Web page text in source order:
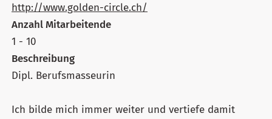
http://www.golden-circle.ch/
Anzahl Mitarbeitende
1 - 10
Beschreibung
Dipl. Berufsmasseurin
Ich bilde mich immer weiter und vertiefe damit